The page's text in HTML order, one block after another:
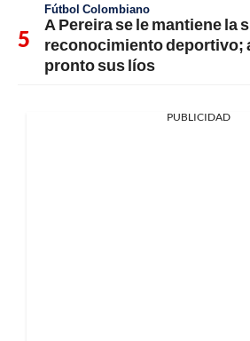
Fútbol Colombiano
A Pereira se le mantiene la
reconocimiento deportivo;
pronto sus líos
PUBLICIDAD